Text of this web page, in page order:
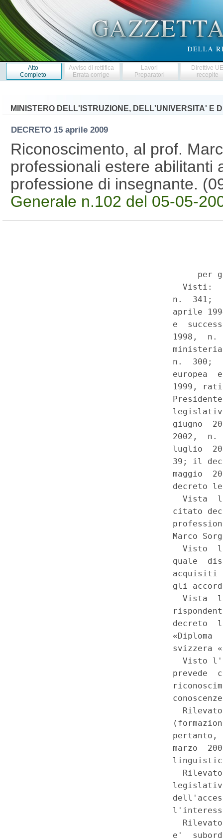
Atto
Completo
Avviso di rettifica
Errata corrige
Lavori
Preparatori
Direttive
recepite
MINISTERO DELL'ISTRUZIONE, DELL'UNIVERSITA' E
DECRETO 15 aprile 2009
Riconoscimento, al prof.
professionali estere abilitanti
professione di insegnante.
Generale n.102 del 05-05-